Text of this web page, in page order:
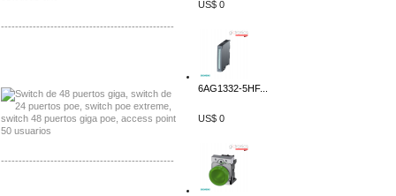
-------------------------------------------------
-------------------------------------------------
US$ 0
6AG1332-5HF...
US$ 0